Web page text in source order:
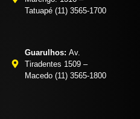
Tatuapé (11) 3565-1700
Guarulhos: Av.
Tiradentes 1509 –
Macedo (11) 3565-1800